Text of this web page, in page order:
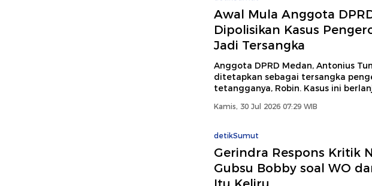
Awal Mula Anggota
Dipolisikan Kasus
Jadi Tersangka
Anggota DPRD Medan, Antonius
ditetapkan sebagai tersangka
tetangganya, Robin. Kasus ini
Kamis, 30 Jul 2026 07:29 WIB
detikSumut
Gerindra Respons Kritik
Gubsu Bobby soal WO